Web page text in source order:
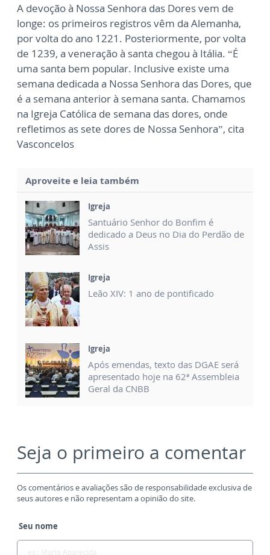
A devoção à Nossa Senhora das Dores vem de
longe: os primeiros registros vêm da Alemanha,
por volta do ano 1221. Posteriormente, por volta
de 1239, a veneração à santa chegou à Itália. “É
uma santa bem popular. Inclusive existe uma
semana dedicada a Nossa Senhora das Dores, que
é a semana anterior à semana santa. Chamamos
na Igreja Católica de semana das dores, onde
refletimos as sete dores de Nossa Senhora”, cita
Vasconcelos
Aproveite e leia também
Igreja
Santuário Senhor do Bonfim é
dedicado a Deus no Dia do Perdão de
Assis
Igreja
Leão XIV: 1 ano de pontificado
Igreja
Após emendas, texto das DGAE será
apresentado hoje na 62ª Assembleia
Geral da CNBB
Seja o primeiro a comentar
Os comentários e avaliações são de responsabilidade exclusiva de
seus autores e não representam a opinião do site.
Seu nome